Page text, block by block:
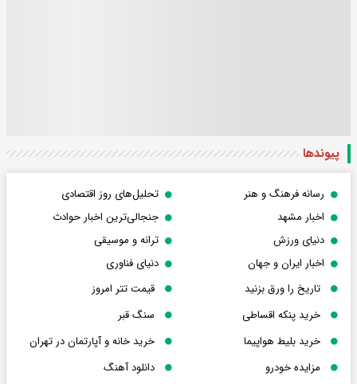
پیوندها
رسانه فرهنگ و هنر
تحلیل‌های روز اقتصادی
اخبار مشهد
جنجالی‌ترین اخبار حوادث
دنیای ورزش
ترانه و موسیقی
اخبار ایران و جهان
دنیای فناوری
تاریخ را ورق بزنید
قیمت تتر امروز
خرید پنکه اقساطی
سنگ قبر
خرید بلیط هواپیما
خرید خانه و آپارتمان در تهران
مزایده خودرو
دانلود آهنگ